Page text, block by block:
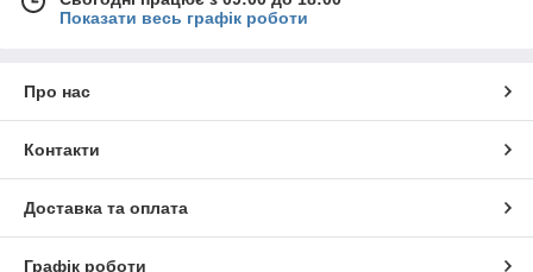
Показати весь графік роботи
Про нас
Контакти
Доставка та оплата
Графік роботи